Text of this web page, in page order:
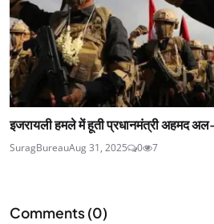
इजरायली हमले में हूती प्रधानमंत्री अहमद
SuragBureauAug 31, 2025 0 7
Comments (0)